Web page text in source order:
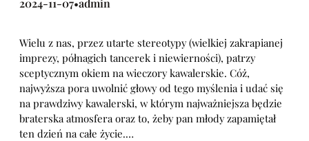
2024-11-07•admin
Wielu z nas, przez utarte stereotypy (wielkiej zakrapianej
imprezy, półnagich tancerek i niewierności), patrzy
sceptycznym okiem na wieczory kawalerskie. Cóż,
najwyższa pora uwolnić głowy od tego myślenia i udać się
na prawdziwy kawalerski, w którym najważniejsza będzie
braterska atmosfera oraz to, żeby pan młody zapamiętał
ten dzień na całe życie.…